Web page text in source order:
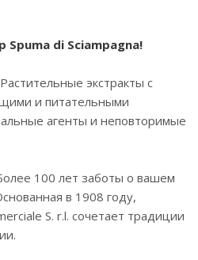
di Sciampagna!
Растительные экстракты с
и питательными
агенты и неповторимые
100 лет заботы о вашем
в 1908 году,
S. r.l. сочетает традиции